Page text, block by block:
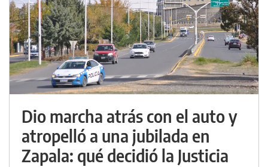
Dio marcha atrás con el auto y
atropelló a una jubilada en
Zapala: qué decidió la Justicia